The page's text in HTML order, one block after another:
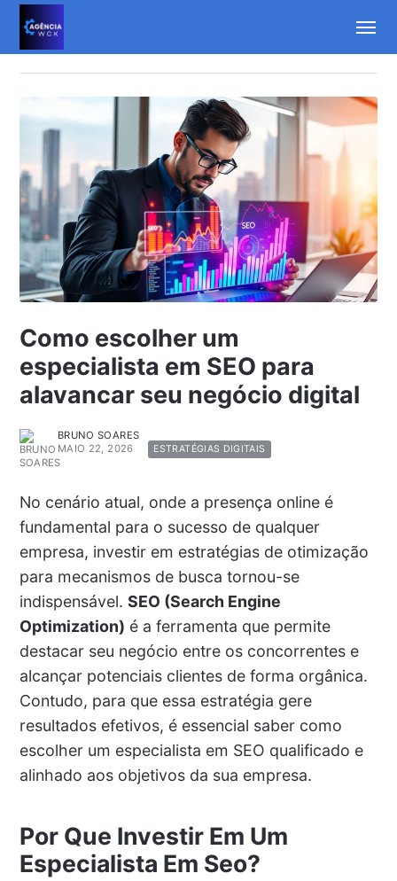
Como escolher um
especialista em SEO para
alavancar seu negócio digital
BRUNO SOARES
MAIO 22, 2026
ESTRATÉGIAS DIGITAIS
No cenário atual, onde a presença online é
fundamental para o sucesso de qualquer
empresa, investir em estratégias de otimização
para mecanismos de busca tornou-se
indispensável. SEO (Search Engine
Optimization) é a ferramenta que permite
destacar seu negócio entre os concorrentes e
alcançar potenciais clientes de forma orgânica.
Contudo, para que essa estratégia gere
resultados efetivos, é essencial saber como
escolher um especialista em SEO qualificado e
alinhado aos objetivos da sua empresa.
Por Que Investir Em Um
Especialista Em Seo?